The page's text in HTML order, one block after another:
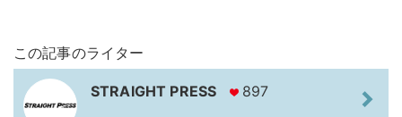
この記事のライター
STRAIGHT PRESS 897